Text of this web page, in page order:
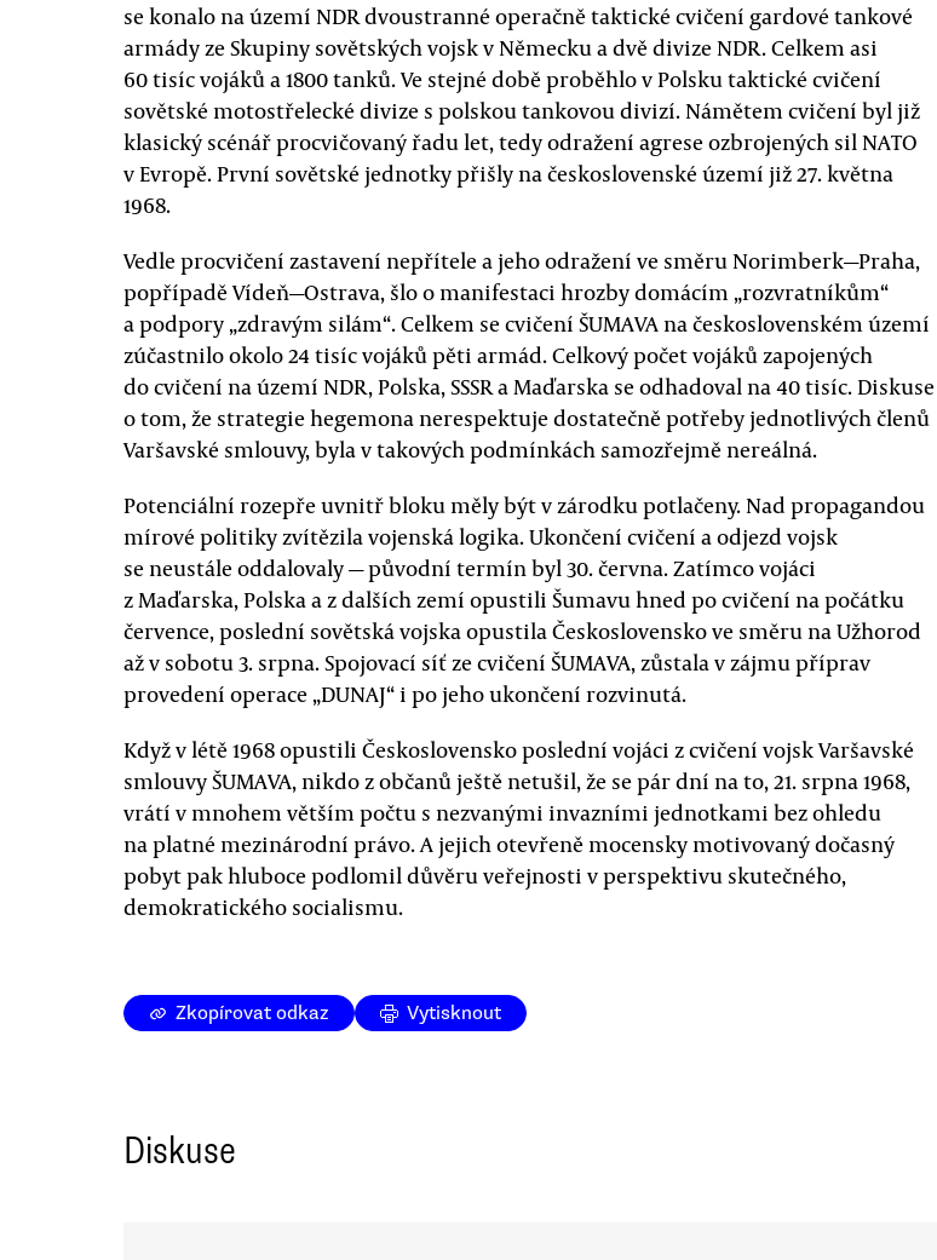
se konalo na území NDR dvoustranné operačně taktické cvičení gardové tankové
armády ze Skupiny sovětských vojsk v Německu a dvě divize NDR. Celkem asi
60 tisíc vojáků a 1800 tanků. Ve stejné době proběhlo v Polsku taktické cvičení
sovětské motostřelecké divize s polskou tankovou divizí. Námětem cvičení byl již
klasický scénář procvičovaný řadu let, tedy odražení agrese ozbrojených sil NATO
v Evropě. První sovětské jednotky přišly na československé území již 27. května
1968.
Vedle procvičení zastavení nepřítele a jeho odražení ve směru Norimberk—Praha,
popřípadě Vídeň—Ostrava, šlo o manifestaci hrozby domácím „rozvratníkům“
a podpory „zdravým silám“. Celkem se cvičení ŠUMAVA na československém území
zúčastnilo okolo 24 tisíc vojáků pěti armád. Celkový počet vojáků zapojených
do cvičení na území NDR, Polska, SSSR a Maďarska se odhadoval na 40 tisíc. Diskuse
o tom, že strategie hegemona nerespektuje dostatečně potřeby jednotlivých členů
Varšavské smlouvy, byla v takových podmínkách samozřejmě nereálná.
Potenciální rozepře uvnitř bloku měly být v zárodku potlačeny. Nad propagandou
mírové politiky zvítězila vojenská logika. Ukončení cvičení a odjezd vojsk
se neustále oddalovaly — původní termín byl 30. června. Zatímco vojáci
z Maďarska, Polska a z dalších zemí opustili Šumavu hned po cvičení na počátku
července, poslední sovětská vojska opustila Československo ve směru na Užhorod
až v sobotu 3. srpna. Spojovací síť ze cvičení ŠUMAVA, zůstala v zájmu příprav
provedení operace „DUNAJ“ i po jeho ukončení rozvinutá.
Když v létě 1968 opustili Československo poslední vojáci z cvičení vojsk Varšavské
smlouvy ŠUMAVA, nikdo z občanů ještě netušil, že se pár dní na to, 21. srpna 1968,
vrátí v mnohem větším počtu s nezvanými invazními jednotkami bez ohledu
na platné mezinárodní právo. A jejich otevřeně mocensky motivovaný dočasný
pobyt pak hluboce podlomil důvěru veřejnosti v perspektivu skutečného,
demokratického socialismu.
Zkopírovat odkaz Vytisknout
Diskuse